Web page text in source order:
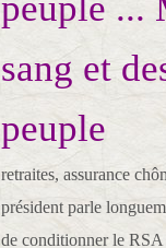
sang et
peuple
retraites, assurance
président parle
de conditionner le